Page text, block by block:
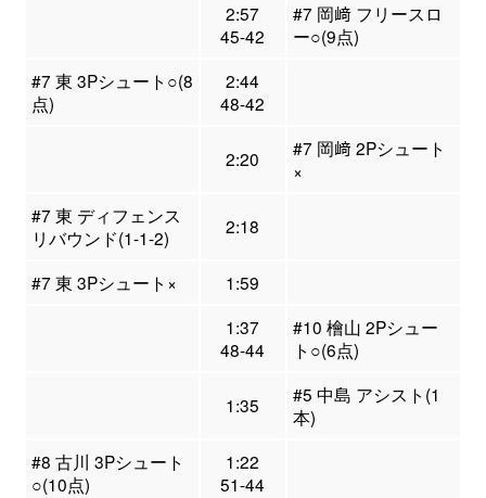
2:57
45-42
#7 岡﨑 フリースロ
ー○(9点)
#7 東 3Pシュート○(8
点)
2:44
48-42
2:20
#7 岡﨑 2Pシュート
×
#7 東 ディフェンス
リバウンド(1-1-2)
2:18
#7 東 3Pシュート×
1:59
1:37
48-44
#10 檜山 2Pシュー
ト○(6点)
1:35
#5 中島 アシスト(1
本)
#8 古川 3Pシュート
○(10点)
1:22
51-44